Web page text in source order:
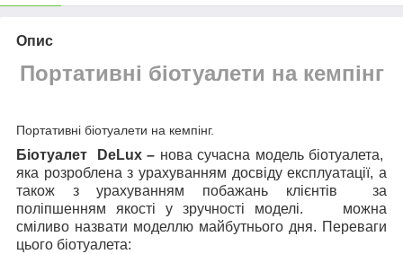
Опис
Портативні біотуалети на кемпінг
Портативні біотуалети на кемпінг.
Біотуалет DeLux – нова сучасна модель біотуалета,
яка розроблена з урахуванням досвіду експлуатації, а
також з урахуванням побажань клієнтів за
поліпшенням якості у зручності моделі. можна
сміливо назвати моделлю майбутнього дня. Переваги
цього біотуалета: